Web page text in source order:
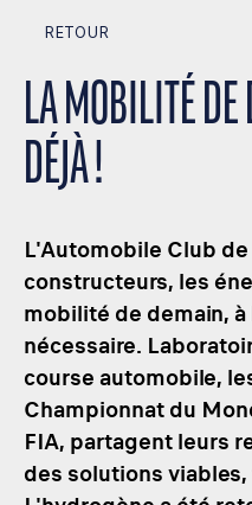
RETOUR
LA MOBILITÉ
DÉJÀ !
L'Automobile Club
constructeurs, les
mobilité de demain,
nécessaire.
course automobile,
Championnat du
FIA, partagent leurs
des solutions